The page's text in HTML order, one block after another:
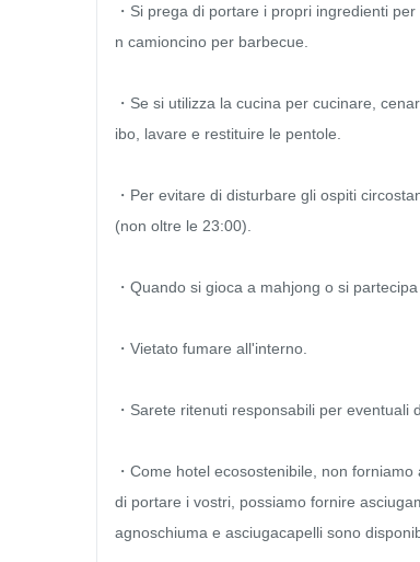
・Si prega di portare i propri ingredienti
n camioncino per barbecue.
・Se si utilizza la cucina per cucinare,
ibo, lavare e restituire le pentole.
・Per evitare di disturbare gli ospiti
(non oltre le 23:00).
・Quando si gioca a mahjong o si
・Vietato fumare all'interno.
・Sarete ritenuti responsabili per
・Come hotel ecosostenibile, non
di portare i vostri, possiamo fornire
agnoschiuma e asciugacapelli sono